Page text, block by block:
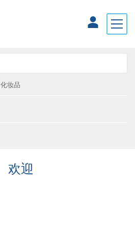
化妆品
欢迎